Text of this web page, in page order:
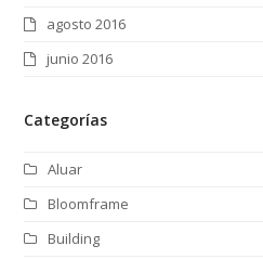
agosto 2016
junio 2016
Categorías
Aluar
Bloomframe
Building